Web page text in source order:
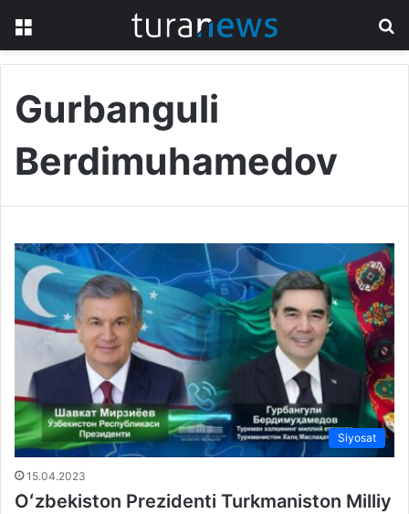
Gurbanguli
Berdimuhamedov
Siyosat
15.04.2023
Oʻzbekiston Prezidenti Turkmaniston Milliy